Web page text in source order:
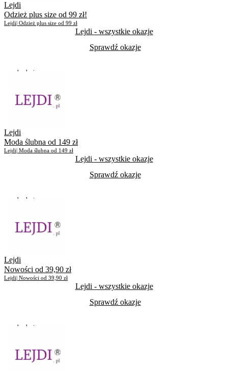
Lejdi
Odzież plus size od 99 zł!
Lejdi| Odzież plus size od 99 zł
Lejdi - wszystkie okazje
Sprawdź okazje
Do odwołania
Lejdi
Moda ślubna od 149 zł
Lejdi| Moda ślubna od 149 zł
Lejdi - wszystkie okazje
Sprawdź okazje
Do odwołania
Lejdi
Nowości od 39,90 zł
Lejdi| Nowości od 39,90 zł
Lejdi - wszystkie okazje
Sprawdź okazje
Do odwołania